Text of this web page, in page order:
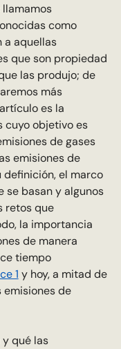
como
a aquellas
que son propiedad
las produjo; de
más
es la
cuyo objetivo es
de gases
emisiones de
definición, el marco
basan y algunos
retos que
la importancia
de manera
tiempo
1 y hoy, a mitad de
emisiones de
qué las